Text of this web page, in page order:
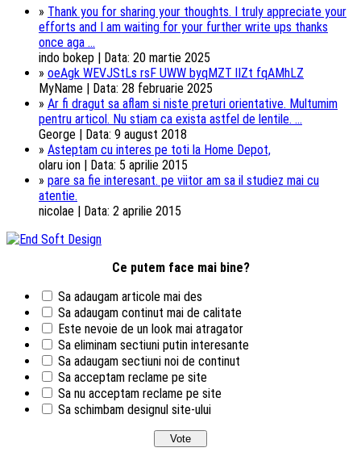
» Thank you for sharing your thoughts. I truly appreciate your
efforts and I am waiting for your further write ups thanks
once aga ...
indo bokep | Data: 20 martie 2025
» oeAgk WEVJStLs rsF UWW byqMZT lIZt fqAMhLZ
MyName | Data: 28 februarie 2025
» Ar fi dragut sa aflam si niste preturi orientative. Multumim
pentru articol. Nu stiam ca exista astfel de lentile. ...
George | Data: 9 august 2018
» Asteptam cu interes pe toti la Home Depot,
olaru ion | Data: 5 aprilie 2015
» pare sa fie interesant. pe viitor am sa il studiez mai cu
atentie.
nicolae | Data: 2 aprilie 2015
Ce putem face mai bine?
Sa adaugam articole mai des
Sa adaugam continut mai de calitate
Este nevoie de un look mai atragator
Sa eliminam sectiuni putin interesante
Sa adaugam sectiuni noi de continut
Sa acceptam reclame pe site
Sa nu acceptam reclame pe site
Sa schimbam designul site-ului